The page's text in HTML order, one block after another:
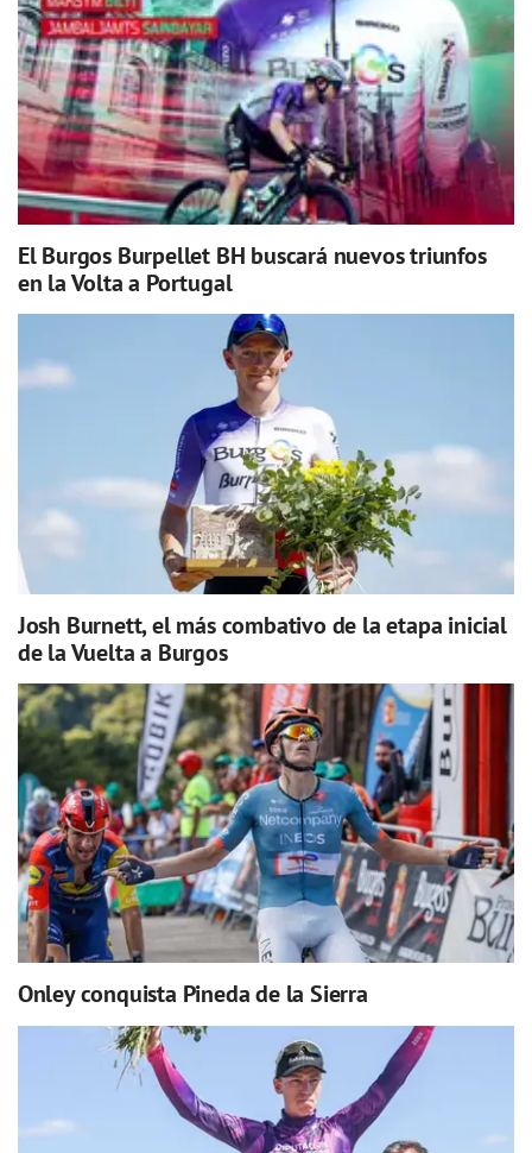
El Burgos Burpellet BH buscará nuevos triunfos
en la Volta a Portugal
Josh Burnett, el más combativo de la etapa inicial
de la Vuelta a Burgos
Onley conquista Pineda de la Sierra